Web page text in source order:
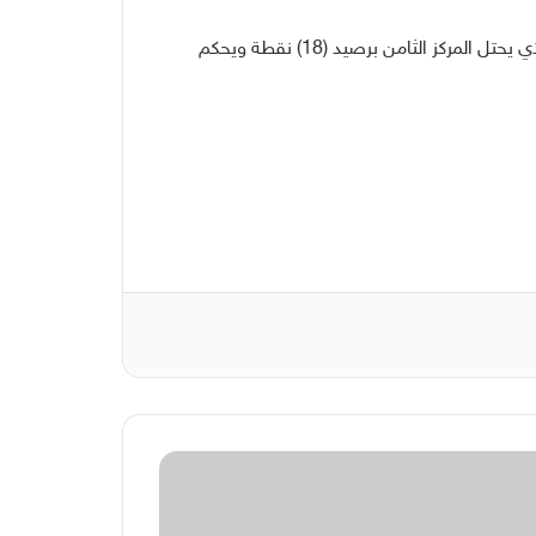
وعلى صالة نادي الفتح في الاحساء عند الساعة 3.00 يستضيف الشروق والذي يحتل المركز العاشر برصيد (14) نقطة الوحدة والذي يحتل المركز الثامن برصيد (18) نقطة ويحكم